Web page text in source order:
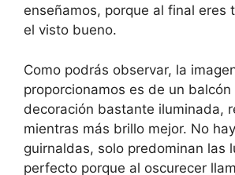
enseñamos, porque al final eres
el visto bueno.
Como podrás observar, la
proporcionamos es de un balcón
decoración bastante iluminada,
mientras más brillo mejor. No
guirnaldas, solo predominan las
perfecto porque al oscurecer